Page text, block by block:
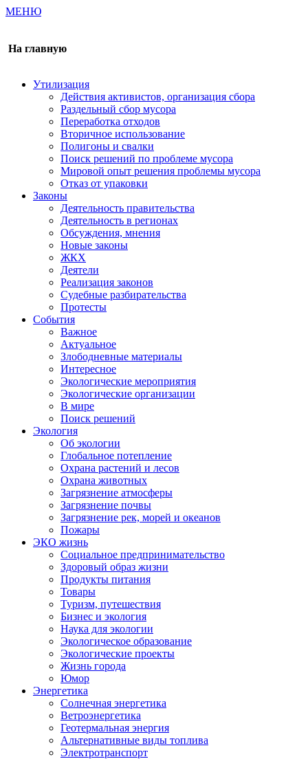
МЕНЮ
На главную
Утилизация
Действия активистов, организация сбора
Раздельный сбор мусора
Переработка отходов
Вторичное использование
Полигоны и свалки
Поиск решений по проблеме мусора
Мировой опыт решения проблемы мусора
Отказ от упаковки
Законы
Деятельность правительства
Деятельность в регионах
Обсуждения, мнения
Новые законы
ЖКХ
Деятели
Реализация законов
Судебные разбирательства
Протесты
События
Важное
Актуальное
Злободневные материалы
Интересное
Экологические мероприятия
Экологические организации
В мире
Поиск решений
Экология
Об экологии
Глобальное потепление
Охрана растений и лесов
Охрана животных
Загрязнение атмосферы
Загрязнение почвы
Загрязнение рек, морей и океанов
Пожары
ЭКО жизнь
Социальное предпринимательство
Здоровый образ жизни
Продукты питания
Товары
Туризм, путешествия
Бизнес и экология
Наука для экологии
Экологическое образование
Экологические проекты
Жизнь города
Юмор
Энергетика
Солнечная энергетика
Ветроэнергетика
Геотермальная энергия
Альтернативные виды топлива
Электротранспорт